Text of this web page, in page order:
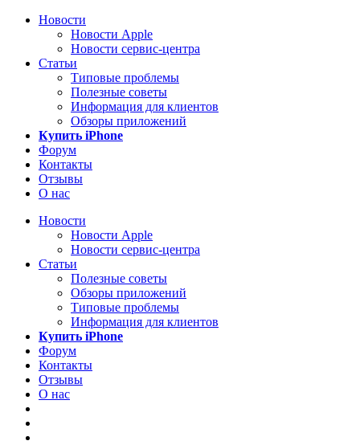
Новости
Новости Apple
Новости сервис-центра
Статьи
Типовые проблемы
Полезные советы
Информация для клиентов
Обзоры приложений
Купить iPhone
Форум
Контакты
Отзывы
О нас
Новости
Новости Apple
Новости сервис-центра
Статьи
Полезные советы
Обзоры приложений
Типовые проблемы
Информация для клиентов
Купить iPhone
Форум
Контакты
Отзывы
О нас